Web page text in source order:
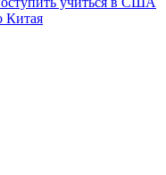
Китая